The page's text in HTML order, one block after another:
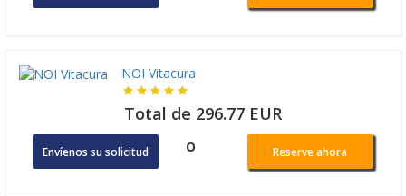
NOI Vitacura
Total de 296.77 EUR
Envíenos su solicitud o Reserve ahora